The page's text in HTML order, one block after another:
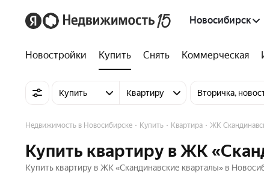
Новосибирск
Новостройки Купить Снять Коммерческая
Купить Квартиру Вторичка,
Недвижимость в Новосибирске Купить Квартира ЖК
Купить квартиру в ЖК
Купить квартиру в ЖК «Скандинавские кварталы» в